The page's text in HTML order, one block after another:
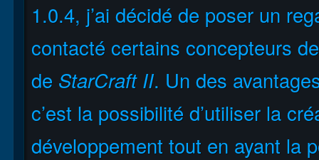
1.0.4, j’ai décidé de poser un
contacté certains concepteurs
de StarCraft II. Un des
c’est la possibilité d’utiliser la
développement tout en ayant la